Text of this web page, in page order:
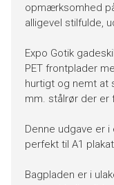
opmærksomhed
alligevel stilfulde,
Expo Gotik
PET frontplader
hurtigt og nemt at
mm. stålrør der
Denne udgave er
perfekt til A1
Bagpladen er i